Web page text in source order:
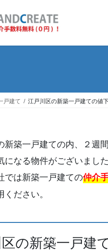
戸建て 江戸川区の新築一戸建ての値
新築一戸建ての内、２週
になる物件がございまし
では新築一戸建ての仲介
ださい。
の新築一戸建